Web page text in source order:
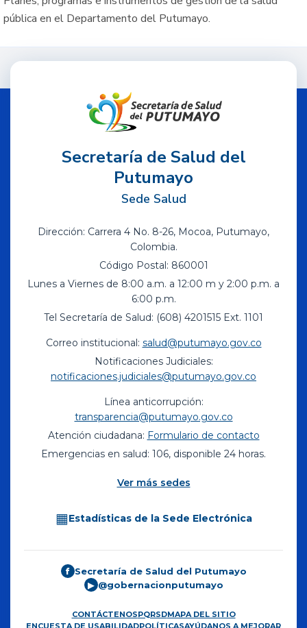
pública en el Departamento del Putumayo.
Secretaría de Salud del
Putumayo
Sede Salud
Dirección: Carrera 4 No. 8-26, Mocoa, Putumayo,
Colombia.
Código Postal: 860001
Lunes a Viernes de 8:00 a.m. a 12:00 m y 2:00 p.m. a
6:00 p.m.
Tel Secretaría de Salud: (608) 4201515 Ext. 1101
Correo institucional: salud@putumayo.gov.co
Notificaciones Judiciales:
notificaciones.judiciales@putumayo.gov.co
Línea anticorrupción:
transparencia@putumayo.gov.co
Atención ciudadana: Formulario de contacto
Emergencias en salud: 106, disponible 24 horas.
Ver más sedes
▦Estadísticas de la Sede Electrónica
f Secretaría de Salud del Putumayo
▶ @gobernacionputumayo
CONTÁCTENOSPQRSDMAPA DEL SITIO
ENCUESTA DE USABILIDADPOLÍTICASAYÚDANOS A MEJORAR